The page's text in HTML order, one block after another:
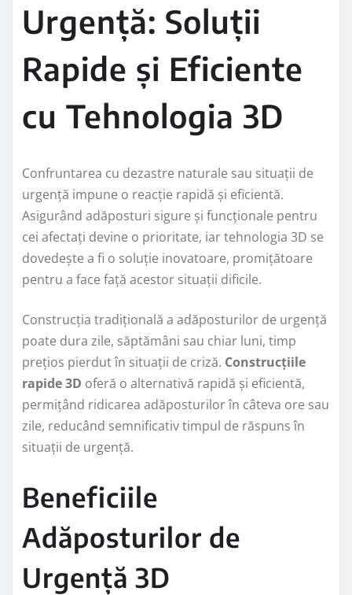
Urgență: Soluții
Rapide și Eficiente
cu Tehnologia 3D
Confruntarea cu dezastre naturale sau situații de
urgență impune o reacție rapidă și eficientă.
Asigurând adăposturi sigure și funcționale pentru
cei afectați devine o prioritate, iar tehnologia 3D se
dovedește a fi o soluție inovatoare, promițătoare
pentru a face față acestor situații dificile.
Construcția tradițională a adăposturilor de urgență
poate dura zile, săptămâni sau chiar luni, timp
prețios pierdut în situații de criză. Construcțiile
rapide 3D oferă o alternativă rapidă și eficientă,
permițând ridicarea adăposturilor în câteva ore sau
zile, reducând semnificativ timpul de răspuns în
situații de urgență.
Beneficiile
Adăposturilor de
Urgență 3D